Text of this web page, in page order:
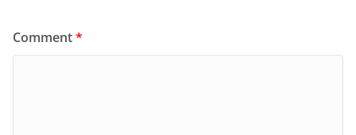
Comment*